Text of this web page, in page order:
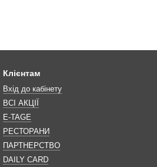
Клієнтам
Вхід до кабінету
ВСІ АКЦІЇ
E-TAGE
РЕСТОРАНИ
ПАРТНЕРСТВО
DAILY CARD